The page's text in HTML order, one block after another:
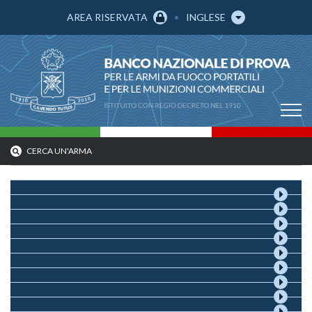
AREA RISERVATA INGLESE
CERCA UN'ARMA